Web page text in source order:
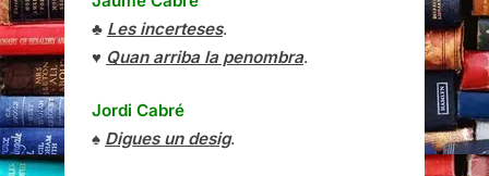
♣ Les incerteses.
♥ Quan arriba la penombra.
Jordi Cabré
♠ Digues un desig.